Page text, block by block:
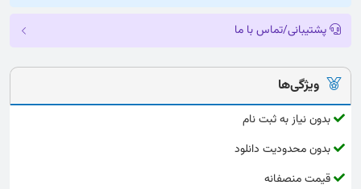
پشتیبانی/تماس با ما
ویژگی‌ها
بدون نیاز به ثبت نام
بدون محدودیت دانلود
قیمت منصفانه